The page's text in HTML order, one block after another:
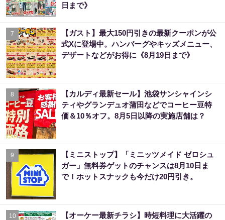
日まで》
7
【ガスト】最大150円引きの最新クーポンが公
式Xに登場中。ハンバーグやキッズメニュー、
デザートなどがお得に《8月19日まで》
8
【カルディ最新セール】池袋サンシャインシ
ティやグランデュオ蒲田などでコーヒー豆特
価＆10％オフ。8月5日以降の実施店舗は？
9
【ミニストップ】「ミニッツメイド ゼロシュ
ガー」無料券ゲットのチャンスは8月10日ま
で！ホットスナックも今だけ20円引き。
10
【オーケー最新チラシ】時短料理に大活躍の